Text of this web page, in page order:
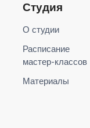
Студия
О студии
Расписание
мастер-классов
Материалы